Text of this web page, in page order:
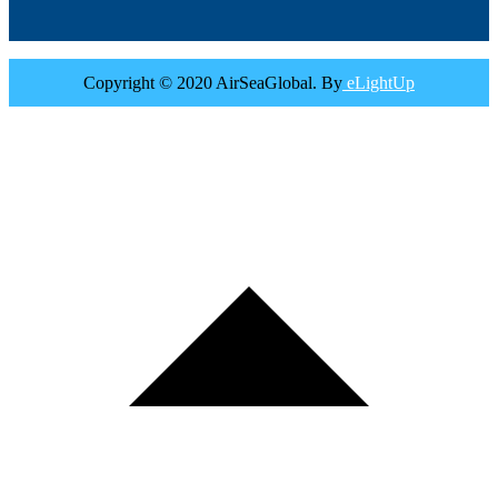
Copyright © 2020 AirSeaGlobal. By eLightUp